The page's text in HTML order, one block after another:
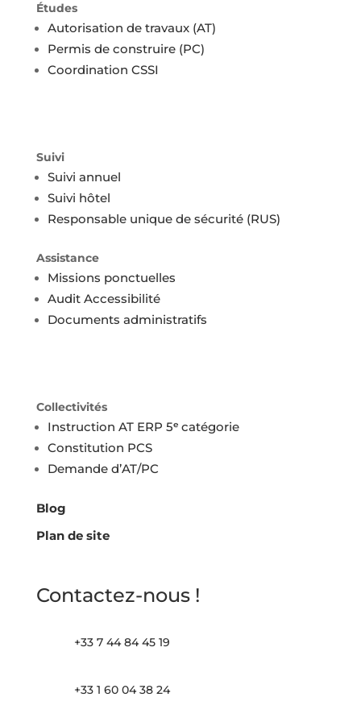
Études
Autorisation de travaux (AT)
Permis de construire (PC)
Coordination CSSI
Suivi
Suivi annuel
Suivi hôtel
Responsable unique de sécurité (RUS)
Assistance
Missions ponctuelles
Audit Accessibilité
Documents administratifs
Collectivités
Instruction AT ERP 5ᵉ catégorie
Constitution PCS
Demande d’AT/PC
Blog
Plan de site
Contactez-nous !
+33 7 44 84 45 19
+33 1 60 04 38 24